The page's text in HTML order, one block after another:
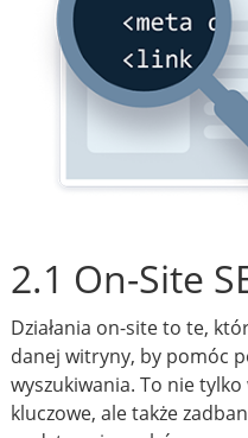
2.1 On-Site
Działania on-site to te,
danej witryny, by pomóc
wyszukiwania. To nie
kluczowe, ale także